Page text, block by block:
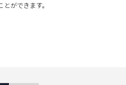
ができます。